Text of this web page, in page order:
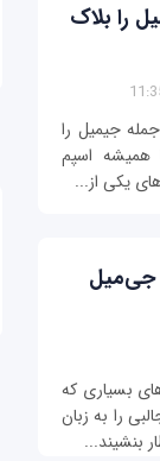
را بلاک
جیمیل را
همیشه اسپم
یکی از...
جی‌میل
بسیاری که
را به زبان
بنشیند...